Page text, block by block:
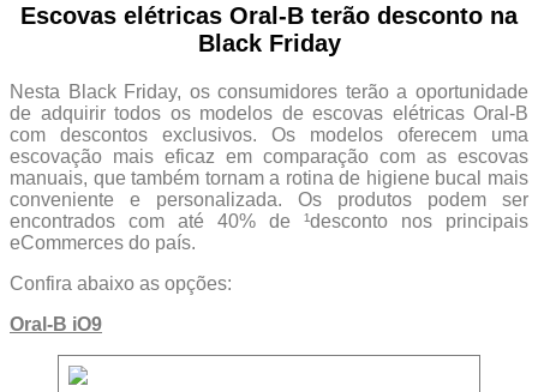
Escovas elétricas Oral-B terão desconto na
Black Friday
Nesta Black Friday, os consumidores terão a oportunidade
de adquirir todos os modelos de escovas elétricas Oral-B
com descontos exclusivos. Os modelos oferecem uma
escovação mais eficaz em comparação com as escovas
manuais, que também tornam a rotina de higiene bucal mais
conveniente e personalizada. Os produtos podem ser
encontrados com até 40% de ¹desconto nos principais
eCommerces do país.
Confira abaixo as opções:
Oral-B iO9